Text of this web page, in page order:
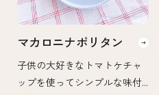
マカロニナポリタン
子供の大好きなトマトケチャ
ップを使ってシンプルな味付